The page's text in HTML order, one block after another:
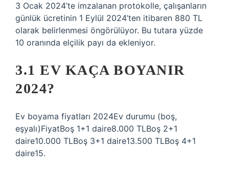
3 Ocak 2024’te imzalanan protokolle, çalışanların
günlük ücretinin 1 Eylül 2024’ten itibaren 880 TL
olarak belirlenmesi öngörülüyor. Bu tutara yüzde
10 oranında elçilik payı da ekleniyor.
3.1 EV KAÇA BOYANIR
2024?
Ev boyama fiyatları 2024Ev durumu (boş,
eşyalı)FiyatBoş 1+1 daire8.000 TLBoş 2+1
daire10.000 TLBoş 3+1 daire13.500 TLBoş 4+1
daire15.